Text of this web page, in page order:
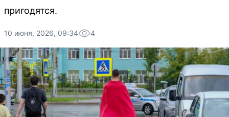
пригодятся.
10 июня, 2026, 09:34 4